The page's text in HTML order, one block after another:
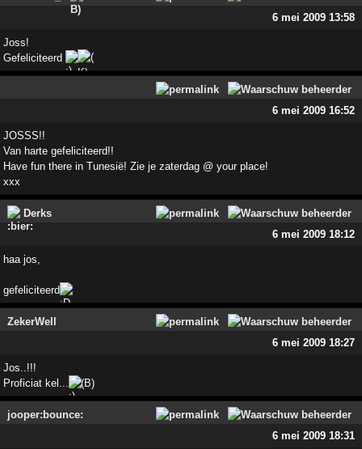
6 mei 2009 13:58
Joss!
Gefeliciteerd
6 mei 2009 16:52
JOSSS!!
Van harte gefeliciteerd!!
Have fun there in Tunesië! Zie je zaterdag @ your place!
xxx
Derks
6 mei 2009 18:12
haa jos,
gefeliciteerd
ZekerWell
6 mei 2009 18:27
Jos..!!!
Proficiat kel...
(B)
jooper:bounce:
6 mei 2009 18:31